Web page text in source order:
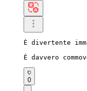
È divertente
È davvero
0